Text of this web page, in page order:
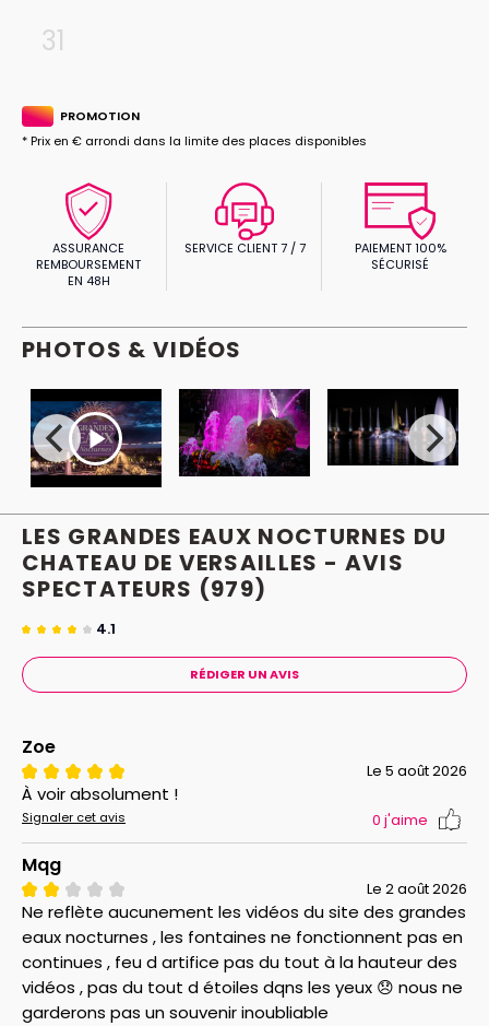
31
PROMOTION
* Prix en € arrondi dans la limite des places disponibles
ASSURANCE
REMBOURSEMENT
EN 48H
SERVICE CLIENT 7 / 7
PAIEMENT 100%
SÉCURISÉ
PHOTOS & VIDÉOS
LES GRANDES EAUX NOCTURNES DU
CHATEAU DE VERSAILLES - AVIS
SPECTATEURS (979)
4.1
RÉDIGER UN AVIS
Zoe
Le 5 août 2026
À voir absolument !
Signaler cet avis 0 j'aime
Mqg
Le 2 août 2026
Ne reflète aucunement les vidéos du site des grandes
eaux nocturnes , les fontaines ne fonctionnent pas en
continues , feu d artifice pas du tout à la hauteur des
vidéos , pas du tout d étoiles dqns les yeux 😞 nous ne
garderons pas un souvenir inoubliable